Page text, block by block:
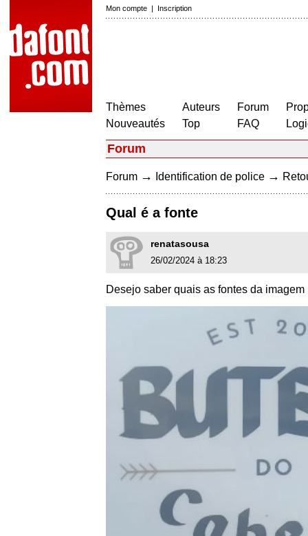
Mon compte | Inscription
Thèmes
Nouveautés
Auteurs
Top
Forum
FAQ
Forum
Forum → Identification de police →
Qual é a fonte
renatasousa
26/02/2024 à 18:23
Desejo saber quais as fontes da imagem